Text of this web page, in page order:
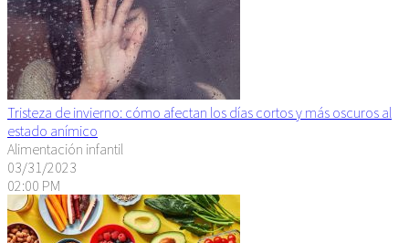
Tristeza de invierno: cómo afectan los días cortos y más oscuros al
estado anímico
Alimentación infantil
03/31/2023
02:00 PM